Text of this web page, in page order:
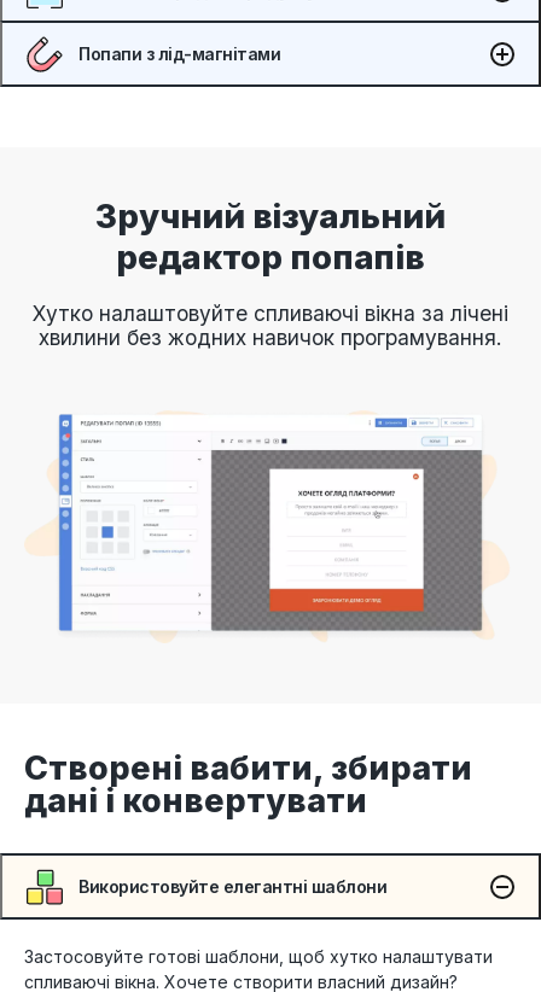
Попапи з лід-магнітами
Зручний візуальний
редактор попапів
Хутко налаштовуйте спливаючі вікна за лічені
хвилини без жодних навичок програмування.
Створені вабити, збирати
дані і конвертувати
Використовуйте елегантні шаблони
Застосовуйте готові шаблони, щоб хутко налаштувати
спливаючі вікна. Хочете створити власний дизайн?